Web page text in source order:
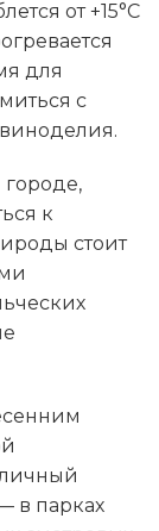
от +15°C
для
с
городе,
к
стоит
в парках